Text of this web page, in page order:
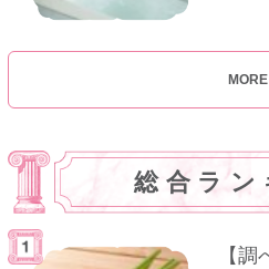
MORE
総合ラン
【